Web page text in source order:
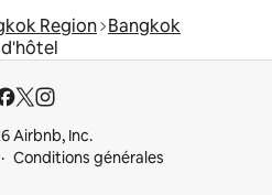
Region Bangkok
Airbnb, Inc.
Conditions générales